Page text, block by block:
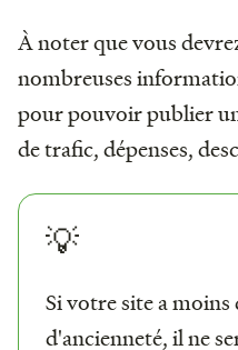
À noter que vous
nombreuses
pour pouvoir publier
de trafic, dépenses,
💡
Si votre site a moins
d'ancienneté, il ne